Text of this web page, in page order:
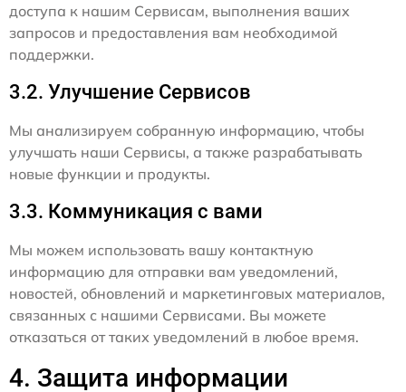
доступа к нашим Сервисам, выполнения ваших
запросов и предоставления вам необходимой
поддержки.
3.2. Улучшение Сервисов
Мы анализируем собранную информацию, чтобы
улучшать наши Сервисы, а также разрабатывать
новые функции и продукты.
3.3. Коммуникация с вами
Мы можем использовать вашу контактную
информацию для отправки вам уведомлений,
новостей, обновлений и маркетинговых материалов,
связанных с нашими Сервисами. Вы можете
отказаться от таких уведомлений в любое время.
4. Защита информации